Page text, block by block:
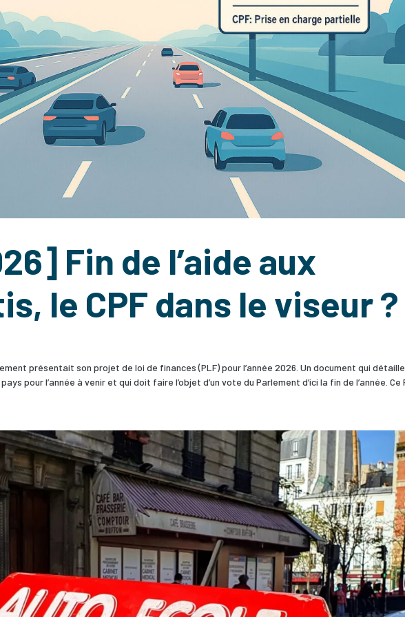
Fin de l’aide aux
le CPF dans le viseur ?
présentait son projet de loi de finances (PLF) pour l’année 2026. Un document qui
pour l’année à venir et qui doit faire l’objet d’un vote du Parlement d’ici la fin de l’année. Ce